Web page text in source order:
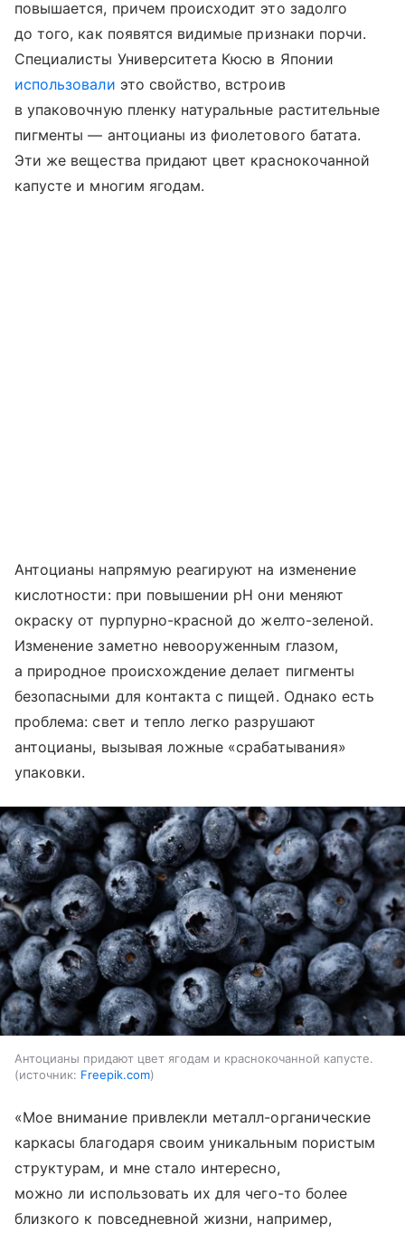
повышается, причем происходит это задолго
до того, как появятся видимые признаки порчи.
Специалисты Университета Кюсю в Японии
использовали это свойство, встроив
в упаковочную пленку натуральные растительные
пигменты — антоцианы из фиолетового батата.
Эти же вещества придают цвет краснокочанной
капусте и многим ягодам.
Антоцианы напрямую реагируют на изменение
кислотности: при повышении pH они меняют
окраску от пурпурно-красной до желто-зеленой.
Изменение заметно невооруженным глазом,
а природное происхождение делает пигменты
безопасными для контакта с пищей. Однако есть
проблема: свет и тепло легко разрушают
антоцианы, вызывая ложные «срабатывания»
упаковки.
Антоцианы придают цвет ягодам и краснокочанной капусте.
источник: Freepik.com
«Мое внимание привлекли металл-органические
каркасы благодаря своим уникальным пористым
структурам, и мне стало интересно,
можно ли использовать их для чего-то более
близкого к повседневной жизни, например,